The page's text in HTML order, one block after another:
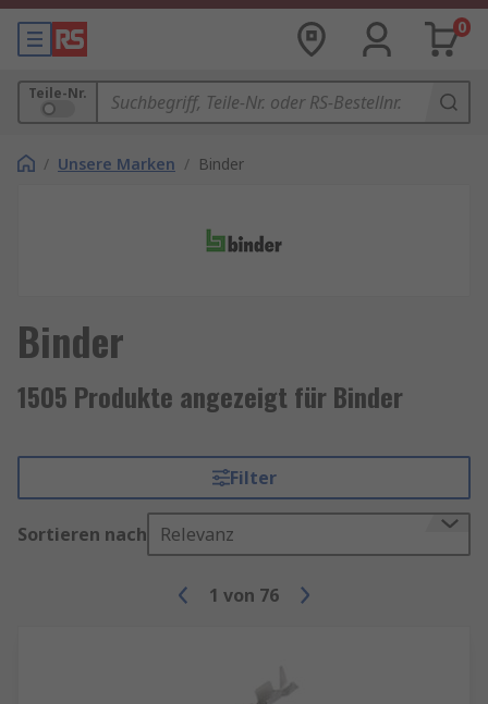
0
Teile-Nr.
/ Unsere Marken / Binder
Binder
1505 Produkte angezeigt für Binder
Filter
Sortieren nach Relevanz
1 von 76